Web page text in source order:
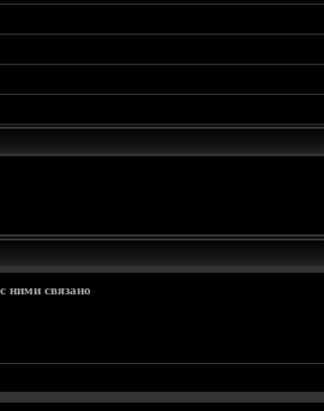
ними связано